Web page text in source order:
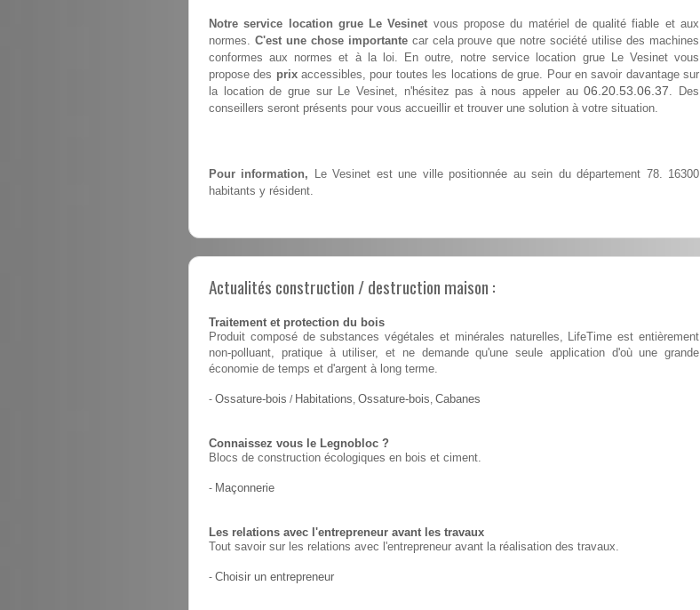
Notre service location grue Le Vesinet vous propose du matériel de qualité fiable et aux
normes. C'est une chose importantecar cela prouve que notre société utilise des machines
conformes aux normes et à la loi. En outre, notre service location grue Le Vesinet vous
propose des prixaccessibles, pour toutes les locations de grue. Pour en savoir davantage sur
la location de grue sur Le Vesinet, n'hésitez pas à nous appeler au06.20.53.06.37. Des
conseillers seront présents pour vous accueillir et trouver une solution à votre situation.
Pour information, Le Vesinet est une ville positionnée au sein du département 78. 16300
habitants y résident.
Actualités construction / destruction maison :
Traitement et protection du bois
Produit composé de substances végétales et minérales naturelles, LifeTime est entièrement
non-polluant, pratique à utiliser, et ne demande qu'une seule application d'où une grande
économie de temps et d'argent à long terme.
- Ossature-bois / Habitations, Ossature-bois, Cabanes
Connaissez vous le Legnobloc ?
Blocs de construction écologiques en bois et ciment.
- Maçonnerie
Les relations avec l'entrepreneur avant les travaux
Tout savoir sur les relations avec l'entrepreneur avant la réalisation des travaux.
- Choisir un entrepreneur